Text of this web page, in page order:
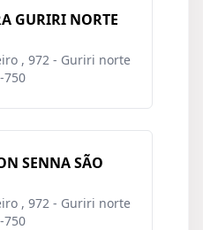
GURIRI NORTE
, 972 - Guriri norte
750
SENNA SÃO
, 972 - Guriri norte
750